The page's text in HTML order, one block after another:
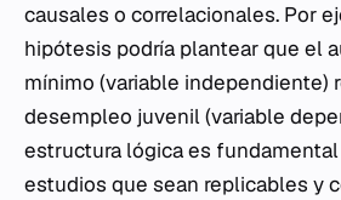
causales o correlacionales. Por
hipótesis podría plantear que el
mínimo (variable independiente)
desempleo juvenil (variable
estructura lógica es fundamental
estudios que sean replicables y